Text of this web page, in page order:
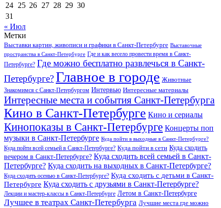
24 25 26 27 28 29 30
31
« Июл
Метки
Выставки картин, живописи и графики в Санкт-Петербурге Выставочные
пространства в Санкт-Петербурге Где и как весело провести время в Санкт-
Петербурге? Где можно бесплатно развлечься в Санкт-
Петербурге?Главное в городе Животные
Знакомимся с Санкт-Петербургом Интервью Интересные материалы
Интересные места и события Санкт-Петербурга
Кино в Санкт-Петербурге Кино и сериалы
Кинопоказы в Санкт-Петербурге Концерты поп
музыки в Санкт-Петербурге Куда пойти в выходные в Санкт-Петербурге?
Куда пойти всей семьей в Санкт-Петербурге? Куда пойти в сети Куда сходить
вечером в Санкт-Петербурге? Куда сходить всей семьей в Санкт-
Петербурге? Куда сходить на выходных в Санкт-Петербурге?
Куда сходить осенью в Санкт-Петербурге? Куда сходить с детьми в Санкт-
Петербурге Куда сходить с друзьями в Санкт-Петербурге?
Лекции и мастер-классы в Санкт-Петербурге Летом в Санкт-Петербурге
Лучшее в театрах Санкт-Петербурга Лучшие места где можно